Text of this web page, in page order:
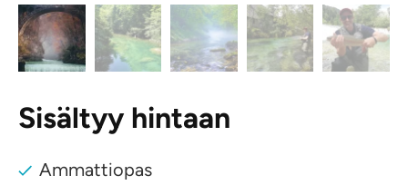
Sisältyy hintaan
Ammattiopas